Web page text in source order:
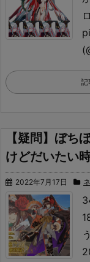
記
【疑問】ぼち
けどだいたい
2022年7月17日